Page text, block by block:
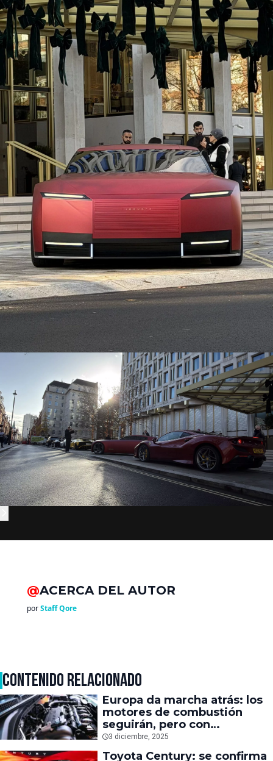
@ACERCA DEL AUTOR
porStaff Qore
CONTENIDO RELACIONADO
Europa da marcha atrás: los
motores de combustión
seguirán, pero con
condiciones
3 diciembre, 2025
Toyota Century: se confirma